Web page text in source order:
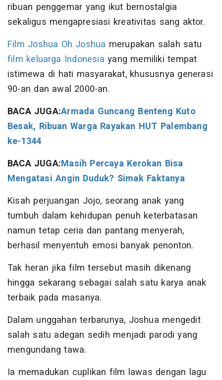
ribuan penggemar yang ikut bernostalgia
sekaligus mengapresiasi kreativitas sang aktor.
Film Joshua Oh Joshua merupakan salah satu
film keluarga Indonesia yang memiliki tempat
istimewa di hati masyarakat, khususnya generasi
90-an dan awal 2000-an.
BACA JUGA:Armada Guncang Benteng Kuto
Besak, Ribuan Warga Rayakan HUT Palembang
ke-1344
BACA JUGA:Masih Percaya Kerokan Bisa
Mengatasi Angin Duduk? Simak Faktanya
Kisah perjuangan Jojo, seorang anak yang
tumbuh dalam kehidupan penuh keterbatasan
namun tetap ceria dan pantang menyerah,
berhasil menyentuh emosi banyak penonton.
Tak heran jika film tersebut masih dikenang
hingga sekarang sebagai salah satu karya anak
terbaik pada masanya.
Dalam unggahan terbarunya, Joshua mengedit
salah satu adegan sedih menjadi parodi yang
mengundang tawa.
Ia memadukan cuplikan film lawas dengan lagu